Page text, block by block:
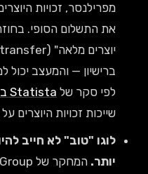
זכויות היוצרים
הסופי. בחוזה צריך
— והמעצב יכול למכור אותו
שלStatista ב-2024
זכויות היוצרים על הלוגו שלהם.
לא חייב להיות